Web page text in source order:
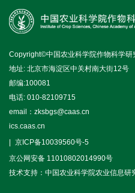
Copyright©中国农业科学院作物科学研
地址: 北京市海淀区中关村南大街12号
邮编:100081
电话: 010-82109715
email：zksbgs@caas.cn
ics.caas.cn
京ICP备10039560号-5
京公网安备 11010802014990号
技术支持：中国农业科学院农业信息研